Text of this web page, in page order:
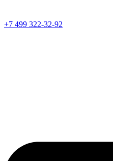
+7 499 322-32-92